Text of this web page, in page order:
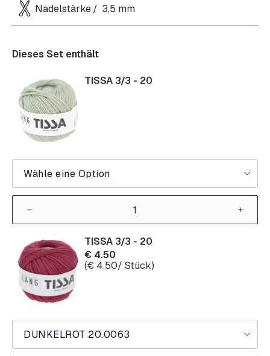
Nadelstärke 3,5 mm
Dieses Set enthält
Wähle eine Option
TISSA 3/3 - 20
DUNKELROT 20.0063
TISSA 3/3 - 20
€ 4.50
(€ 4.50/ Stück)